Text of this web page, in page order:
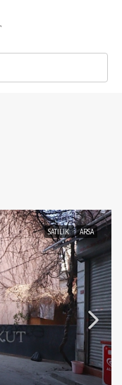
SATILIK ARSA